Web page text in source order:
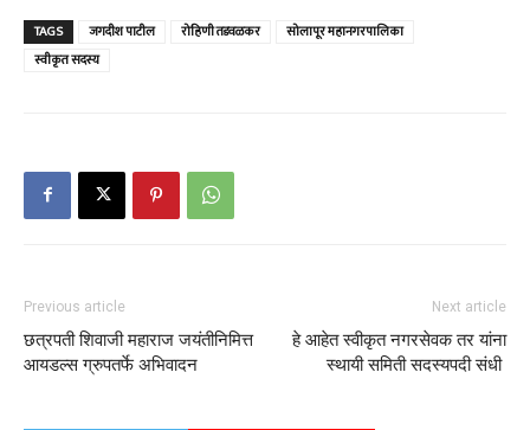
TAGS जगदीश पाटील रोहिणी तडवळकर
सोलापूर महानगरपालिका
स्वीकृत सदस्य
Previous article
छत्रपती शिवाजी महाराज जयंतीनिमित्त
आयडल्स ग्रुपतर्फे अभिवादन
Next article
हे आहेत स्वीकृत नगरसेवक तर यांना
स्थायी समिती सदस्यपदी संधी